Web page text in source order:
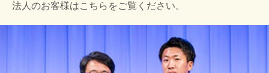
法人のお客様はこちらをご覧ください。